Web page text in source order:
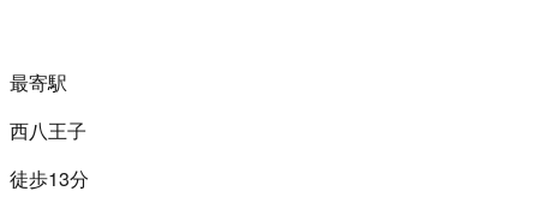
最寄駅
西八王子
徒歩13分